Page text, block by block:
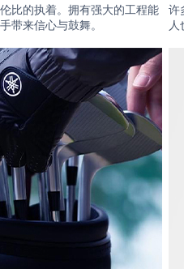
比的执着。拥有强大的工程能
带来信心与鼓舞。
许